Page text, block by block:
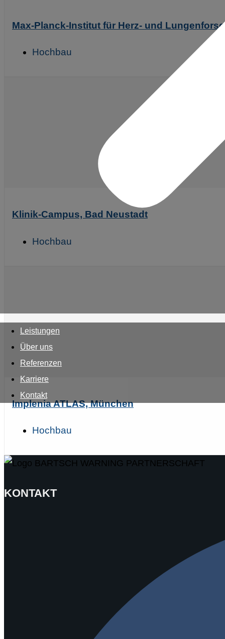
Leistungen
Über uns
Referenzen
Karriere
Kontakt
Max-Planck-Institut für Herz- und
Hochbau
Klinik-Campus, Bad Neustadt
Hochbau
Implenia ATLAS, München
Hochbau
KONTAKT